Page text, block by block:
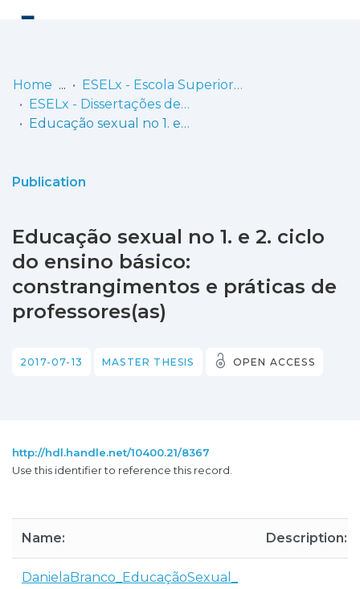
Communities
Statistics
Home
ESELx - Escola Superior de Educação de Lisboa
ESELx - Dissertações de Mestrado
Educação sexual no 1. e 2. ciclo do ensino básico: constrangimentos e práticas de professores(as)
Publication
Educação sexual no 1. e 2. ciclo
do ensino básico:
constrangimentos e práticas de
professores(as)
2017-07-13 MASTER THESIS OPEN ACCESS
http://hdl.handle.net/10400.21/8367
Use this identifier to reference this record.
Name: Description:
DanielaBranco_EducaçãoSexual_